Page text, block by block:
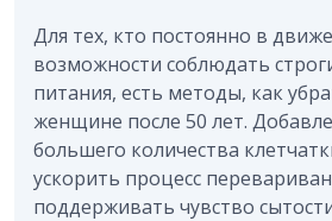
Для тех, кто постоянно в
возможности соблюдать
питания, есть методы, как
женщине после 50 лет.
большего количества
ускорить процесс
поддерживать чувство